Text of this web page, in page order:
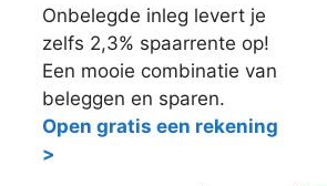
Onbelegde inleg levert je
zelfs 2,3% spaarrente op!
Een mooie combinatie van
beleggen en sparen.
Open gratis een rekening
>